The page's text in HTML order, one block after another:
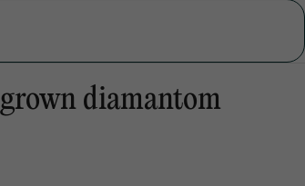
diamantom